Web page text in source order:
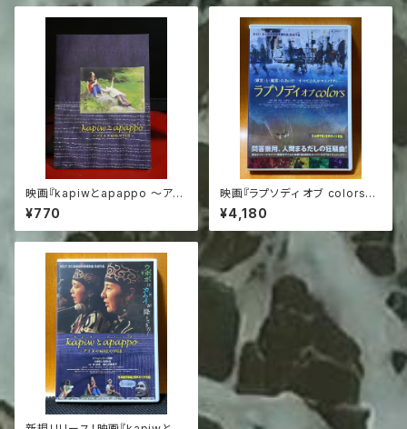
映画『kapiwとapappo 〜アイ
ヌの姉妹の物語〜』公式パンフ
レット
¥770
映画『ラプソディ オブ colors』
（2021年）公式DVD
¥4,180